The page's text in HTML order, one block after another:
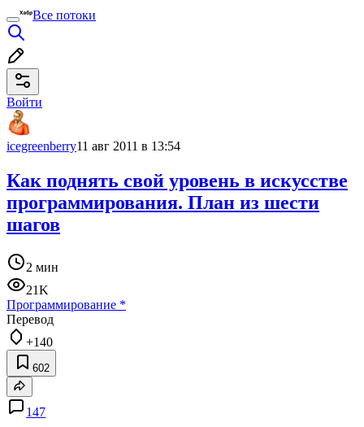
Все потоки
Войти
icegreenberry11 авг 2011 в 13:54
Как поднять свой уровень в искусстве
программирования. План из шести
шагов
2 мин
21K
Программирование *
Перевод
+140
602
147